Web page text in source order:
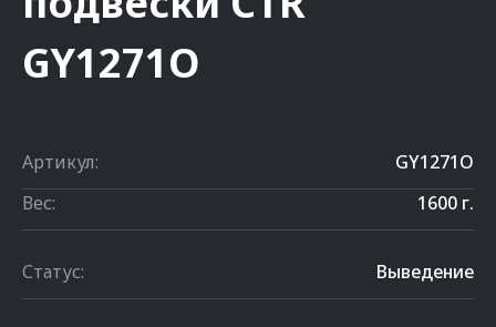
GY1271O
Артикул:
GY1271O
Вес:
1600 г.
Статус: Выведение